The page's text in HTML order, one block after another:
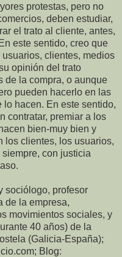
protestas, pero no
deben estudiar,
el trato al cliente, antes,
este sentido, creo que
clientes, medios
opinión del trato
de la compra, o aunque
pueden hacerlo en las
lo hacen. En este sentido,
contratar, premiar a los
bien-muy bien y
los clientes, los usuarios,
con justicia
sociólogo, profesor
de la empresa,
movimientos sociales, y
40 años) de la
(Galicia-España);
Blog: